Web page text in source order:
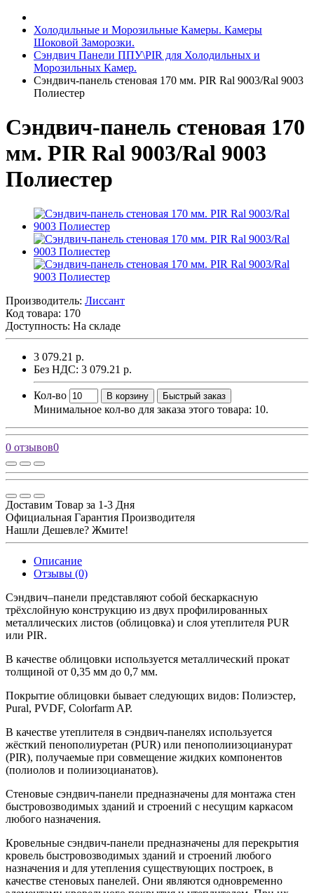
Холодильные и Морозильные Камеры. Камеры
Шоковой Заморозки.
Сэндвич Панели ППУ\PIR для Холодильных и
Морозильных Камер.
Сэндвич-панель стеновая 170 мм. PIR Ral 9003/Ral 9003
Полиестер
Сэндвич-панель стеновая 170
мм. PIR Ral 9003/Ral 9003
Полиестер
Производитель: Лиссант
Код товара: 170
Доступность: На складе
3 079.21 р.
Без НДС: 3 079.21 р.
Кол-во В корзину Быстрый заказ
Минимальное кол-во для заказа этого товара: 10.
0 отзывов0
Доставим Товар за 1-3 Дня
Официальная Гарантия Производителя
Нашли Дешевле? Жмите!
Описание
Отзывы (0)
Сэндвич–панели представляют собой бескаркасную
трёхслойную конструкцию из двух профилированных
металлических листов (облицовка) и слоя утеплителя PUR
или PIR.
В качестве облицовки используется металлический прокат
толщиной от 0,35 мм до 0,7 мм.
Покрытие облицовки бывает следующих видов: Полиэстер,
Pural, PVDF, Colorfarm AP.
В качестве утеплителя в сэндвич-панелях используется
жёсткий пенополиуретан (PUR) или пенополиизоцианурат
(PIR), получаемые при совмещение жидких компонентов
(полиолов и полиизоцианатов).
Стеновые сэндвич-панели предназначены для монтажа стен
быстровозводимых зданий и строений с несущим каркасом
любого назначения.
Кровельные сэндвич-панели предназначены для перекрытия
кровель быстровозводимых зданий и строений любого
назначения и для утепления существующих построек, в
качестве стеновых панелей. Они являются одновременно